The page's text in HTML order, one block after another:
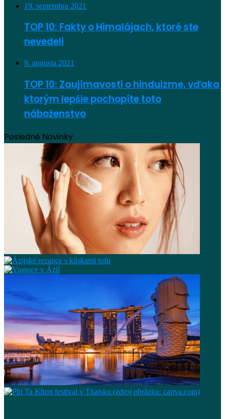
19. septembra 2021
TOP 10: Fakty o Himalájach, ktoré ste
nevedeli
9. augusta 2021
TOP 10: Zaujímavosti o hinduizme, vďaka
ktorým lepšie pochopíte toto
náboženstvo
Posledné Novinky